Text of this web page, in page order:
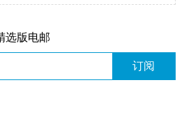
选版电邮
订阅